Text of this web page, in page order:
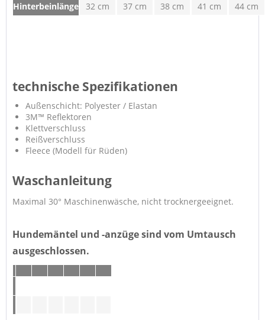
Hinterbeinlänge
32 cm 37 cm 38 cm 41 cm 44 cm
technische Spezifikationen
Außenschicht: Polyester / Elastan
3M™ Reflektoren
Klettverschluss
Reißverschluss
Fleece (Modell für Rüden)
Waschanleitung
Maximal 30° Maschinenwäsche, nicht trocknergeeignet.
Hundemäntel und -anzüge sind vom Umtausch
ausgeschlossen.